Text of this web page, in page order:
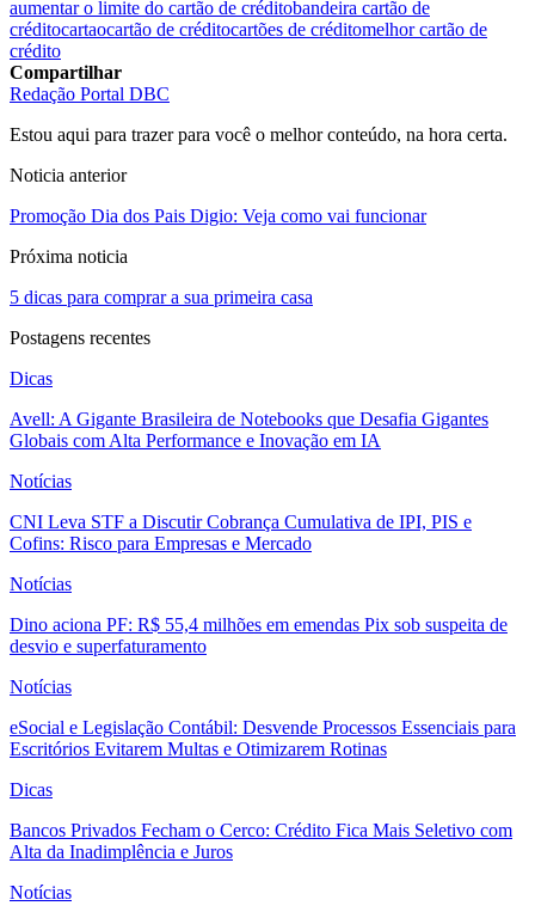
aumentar o limite do cartão de créditobandeira cartão de
créditocartaocartão de créditocartões de créditomelhor cartão de
crédito
Compartilhar
Redação Portal DBC
Estou aqui para trazer para você o melhor conteúdo, na hora certa.
Noticia anterior
Promoção Dia dos Pais Digio: Veja como vai funcionar
Próxima noticia
5 dicas para comprar a sua primeira casa
Postagens recentes
Dicas
Avell: A Gigante Brasileira de Notebooks que Desafia Gigantes
Globais com Alta Performance e Inovação em IA
Notícias
CNI Leva STF a Discutir Cobrança Cumulativa de IPI, PIS e
Cofins: Risco para Empresas e Mercado
Notícias
Dino aciona PF: R$ 55,4 milhões em emendas Pix sob suspeita de
desvio e superfaturamento
Notícias
eSocial e Legislação Contábil: Desvende Processos Essenciais para
Escritórios Evitarem Multas e Otimizarem Rotinas
Dicas
Bancos Privados Fecham o Cerco: Crédito Fica Mais Seletivo com
Alta da Inadimplência e Juros
Notícias